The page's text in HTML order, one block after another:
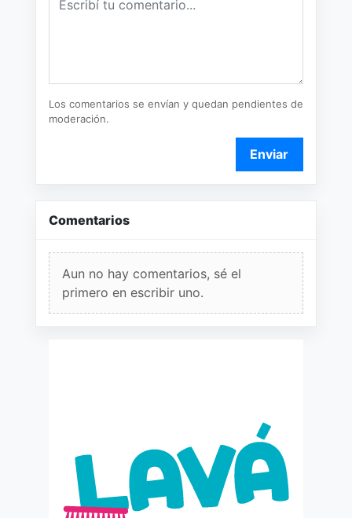
Los comentarios se envían y quedan pendientes de
moderación.
Enviar
Comentarios
Aun no hay comentarios, sé el
primero en escribir uno.